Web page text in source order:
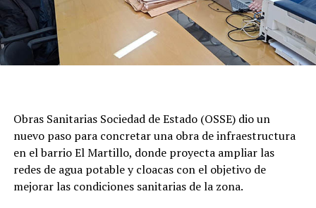
Obras Sanitarias Sociedad de Estado (OSSE) dio un
nuevo paso para concretar una obra de infraestructura
en el barrio El Martillo, donde proyecta ampliar las
redes de agua potable y cloacas con el objetivo de
mejorar las condiciones sanitarias de la zona.